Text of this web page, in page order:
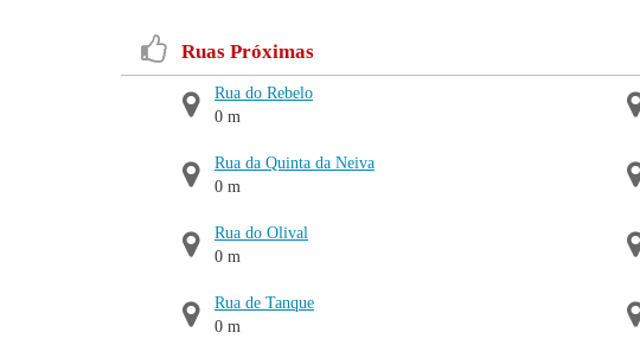
Ruas Próximas
Rua do Rebelo
0 m
Rua da Quinta da Neiva
0 m
Rua do Olival
0 m
Rua de Tanque
0 m